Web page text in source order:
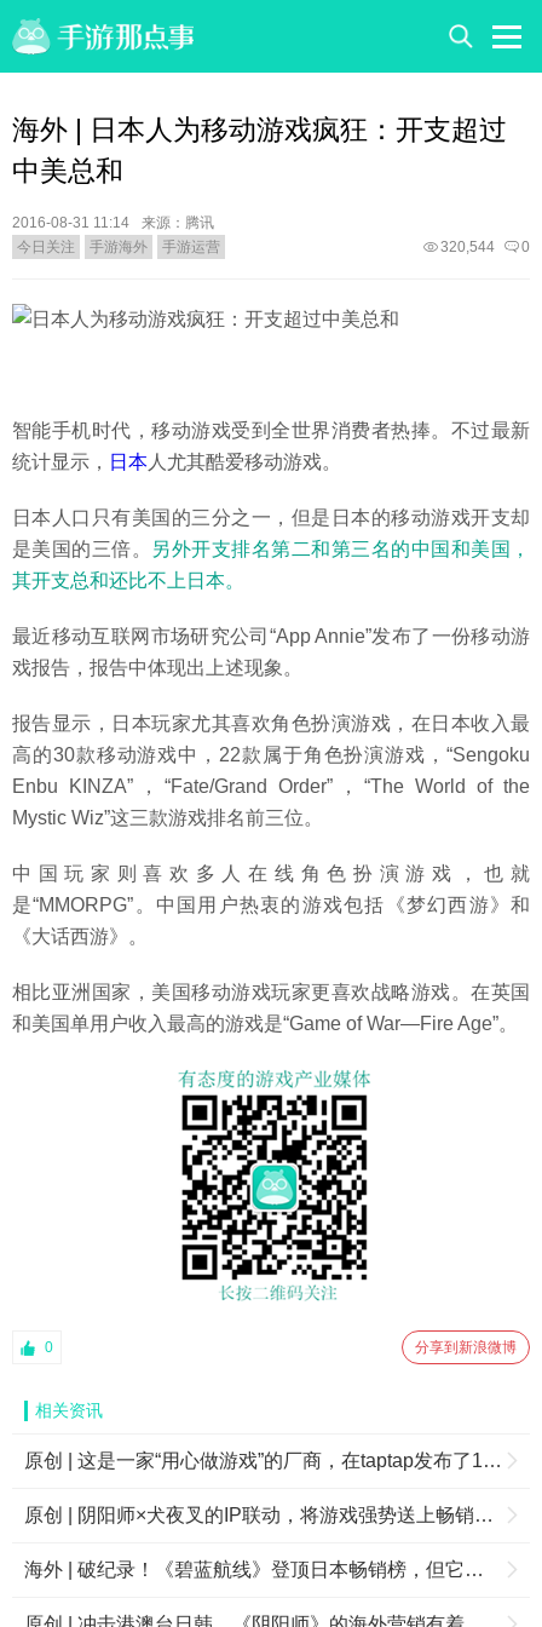
海外 | 日本人为移动游戏疯狂：开支超过
中美总和
2016-08-31 11:14
来源：腾讯
今日关注
手游海外 手游运营 0
320,544
智能手机时代，移动游戏受到全世界消费者热捧。不过最新
统计显示， 日本 人尤其酷爱移动游戏。
日本人口只有美国的三分之一，但是日本的移动游戏开支却
是美国的三倍。 另外开支排名第二和第三名的中国和美国，
其开支总和还比不上日本。
最近移动互联网市场研究公司“App Annie”发布了一份移动游
戏报告，报告中体现出上述现象。
报告显示，日本玩家尤其喜欢角色扮演游戏，在日本收入最
高的30款移动游戏中，22款属于角色扮演游戏，“Sengoku
Enbu KINZA”，“Fate/Grand Order”，“The World of the
Mystic Wiz”这三款游戏排名前三位。
中国玩家则喜欢多人在线角色扮演游戏，也就
是“MMORPG”。中国用户热衷的游戏包括《梦幻西游》和
《大话西游》。
相比亚洲国家，美国移动游戏玩家更喜欢战略游戏。在英国
和美国单用户收入最高的游戏是“Game of War—Fire Age”。
0 分享到新浪微博
相关资讯
原创 | 这是一家“用心做游戏”的厂商，在taptap发布了12款游戏平均得分高达9.4
原创 | 阴阳师×犬夜叉的IP联动，将游戏强势送上畅销榜TOP2
海外 | 破纪录！《碧蓝航线》登顶日本畅销榜，但它背后的故事更精彩！